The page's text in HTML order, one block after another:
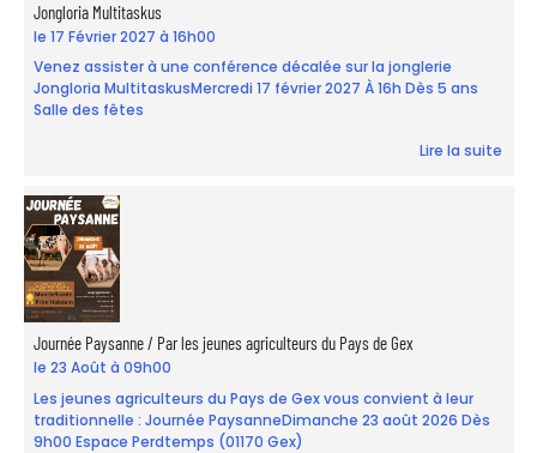
Jongloria Multitaskus
le 17 Février 2027 à 16h00
Venez assister à une conférence décalée sur la jonglerie
Jongloria MultitaskusMercredi 17 février 2027 À 16h Dès 5 ans
Salle des fêtes
Lire la suite
Journée Paysanne / Par les jeunes agriculteurs du Pays de Gex
le 23 Août à 09h00
Les jeunes agriculteurs du Pays de Gex vous convient à leur
traditionnelle : Journée PaysanneDimanche 23 août 2026 Dès
9h00 Espace Perdtemps (01170 Gex)